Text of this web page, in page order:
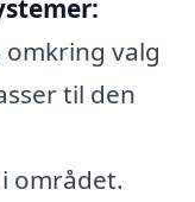
valg
til den
området.